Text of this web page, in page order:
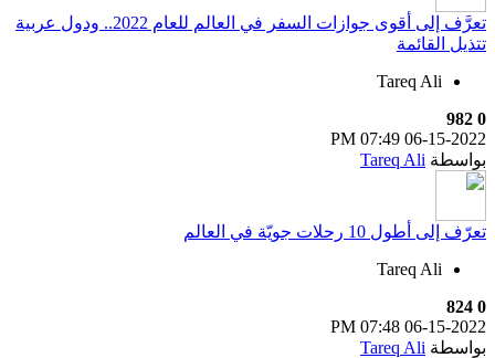
تعرَّف إلى أقوى جوازات السفر في العالم للعام 2022.. ودول عربية
تتذيل القائمة
Tareq Ali
0
982
06-15-2022
07:49 PM
بواسطة Tareq Ali
تعرّف إلى أطول 10 رحلات جويّة في العالم
Tareq Ali
0
824
06-15-2022
07:48 PM
بواسطة Tareq Ali